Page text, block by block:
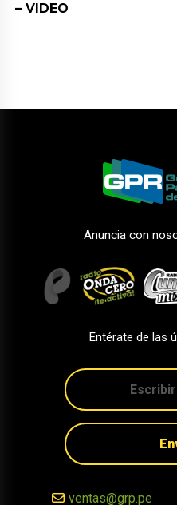
– VIDEO
Anuncia con
Entérate de las
ventas@grp.pe